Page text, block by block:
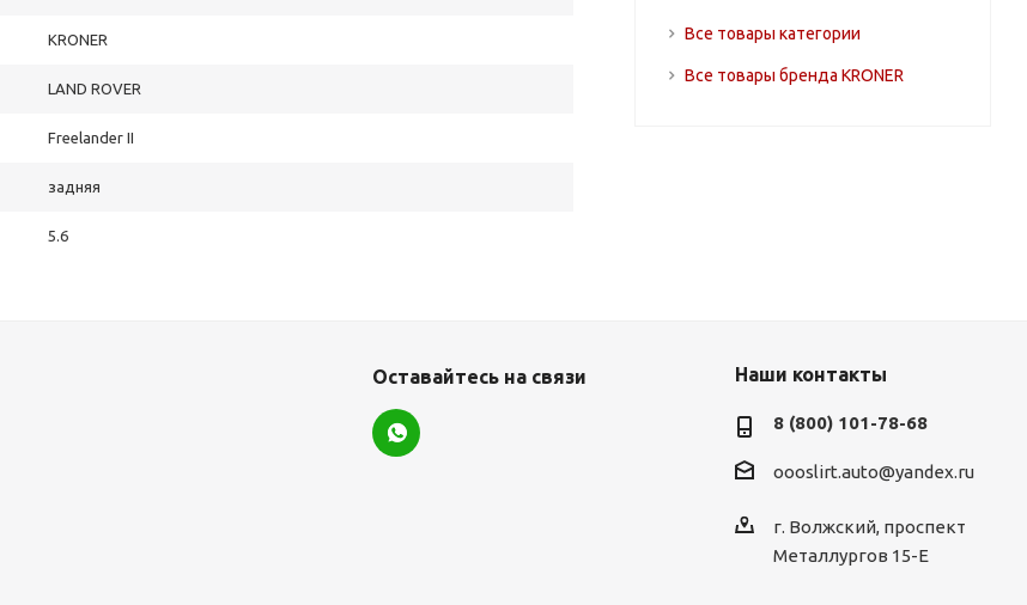
KRONER
LAND ROVER
Freelander II
задняя
5.6
Все товары категории
Все товары бренда KRONER
Оставайтесь на связи Наши контакты
8 (800) 101-78-68
oooslirt.auto@yandex.ru
г. Волжский, проспект
Металлургов 15-Е